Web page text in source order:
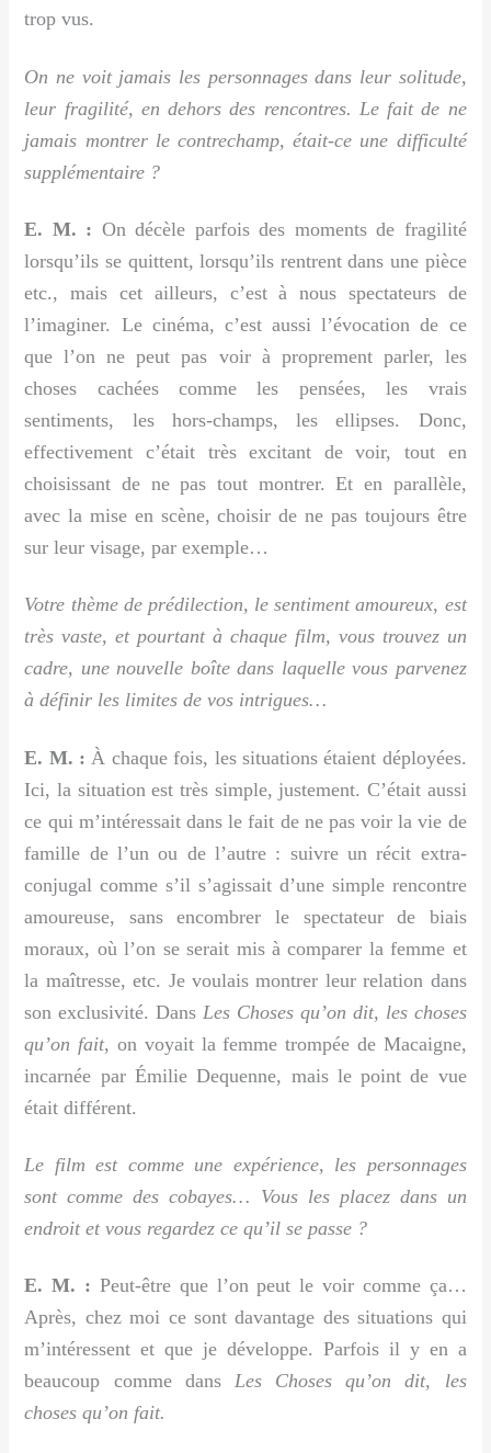
trop vus.
On ne voit jamais les personnages dans leur solitude,
leur fragilité, en dehors des rencontres. Le fait de ne
jamais montrer le contrechamp, était-ce une difficulté
supplémentaire ?
E. M. : On décèle parfois des moments de fragilité
lorsqu’ils se quittent, lorsqu’ils rentrent dans une pièce
etc., mais cet ailleurs, c’est à nous spectateurs de
l’imaginer. Le cinéma, c’est aussi l’évocation de ce
que l’on ne peut pas voir à proprement parler, les
choses cachées comme les pensées, les vrais
sentiments, les hors-champs, les ellipses. Donc,
effectivement c’était très excitant de voir, tout en
choisissant de ne pas tout montrer. Et en parallèle,
avec la mise en scène, choisir de ne pas toujours être
sur leur visage, par exemple…
Votre thème de prédilection, le sentiment amoureux, est
très vaste, et pourtant à chaque film, vous trouvez un
cadre, une nouvelle boîte dans laquelle vous parvenez
à définir les limites de vos intrigues…
E. M. : À chaque fois, les situations étaient déployées.
Ici, la situation est très simple, justement. C’était aussi
ce qui m’intéressait dans le fait de ne pas voir la vie de
famille de l’un ou de l’autre : suivre un récit extra-
conjugal comme s’il s’agissait d’une simple rencontre
amoureuse, sans encombrer le spectateur de biais
moraux, où l’on se serait mis à comparer la femme et
la maîtresse, etc. Je voulais montrer leur relation dans
son exclusivité. Dans Les Choses qu’on dit, les choses
qu’on fait, on voyait la femme trompée de Macaigne,
incarnée par Émilie Dequenne, mais le point de vue
était différent.
Le film est comme une expérience, les personnages
sont comme des cobayes… Vous les placez dans un
endroit et vous regardez ce qu’il se passe ?
E. M. : Peut-être que l’on peut le voir comme ça…
Après, chez moi ce sont davantage des situations qui
m’intéressent et que je développe. Parfois il y en a
beaucoup comme dans Les Choses qu’on dit, les
choses qu’on fait.